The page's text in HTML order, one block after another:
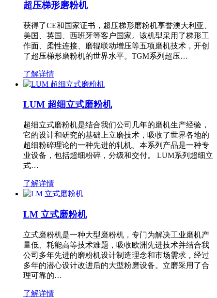
超压梯形磨粉机
获得了CE和国家证书，超压梯形磨粉机享誉澳大利亚、
美国、英国、西班牙等客户国家。该机型采用了梯形工
作面、柔性连接、磨辊联动增压等五项磨机技术，开创
了超压梯形磨粉机的世界水平。TGM系列超压…
了解详情
LUM 超细立式磨粉机
超细立式磨粉机是结合我们公司几年的磨机生产经验，
它的设计和研究的基础上立磨技术，吸收了世界各地的
超细粉碎理论的一种先进的轧机。本系列产品是一种专
业设备，包括超细粉碎，分级和交付。 LUM系列超细立
式…
了解详情
LM 立式磨粉机
立式磨粉机是一种大型磨粉机，专门为解决工业磨机产
量低、耗能高等技术难题，吸收欧洲先进技术并结合我
公司多年先进的磨粉机设计制造理念和市场需求，经过
多年的潜心设计改进后的大型粉磨设备。立磨采用了合
理可靠的…
了解详情